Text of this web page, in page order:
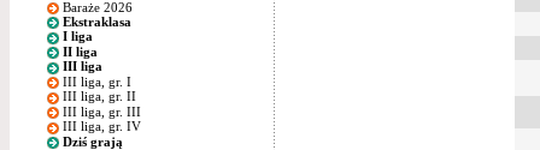
Baraże 2026
Ekstraklasa
I liga
II liga
III liga
III liga, gr. I
III liga, gr. II
III liga, gr. III
III liga, gr. IV
Dziś grają